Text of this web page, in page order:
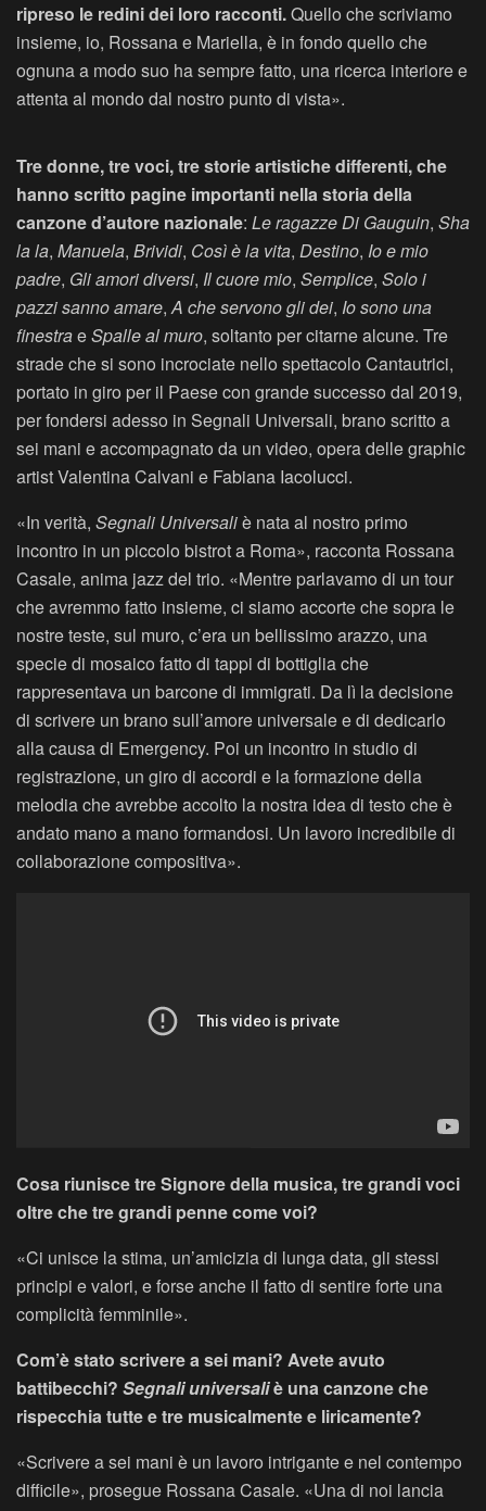
ripreso le redini dei loro racconti.Quello che scriviamo
insieme, io, Rossana e Mariella, è in fondo quello che
ognuna a modo suo ha sempre fatto, una ricerca interiore e
attenta al mondo dal nostro punto di vista».
Tre donne, tre voci, tre storie artistiche differenti, che
hanno scritto pagine importanti nella storia della
canzone d’autore nazionale: Le ragazze Di Gauguin, Sha
la la, Manuela, Brividi, Così è la vita, Destino, Io e mio
padre, Gli amori diversi, Il cuore mio, Semplice, Solo i
pazzi sanno amare,A che servono gli dei, Io sono una
finestraeSpalle al muro, soltanto per citarne alcune. Tre
strade che si sono incrociate nello spettacolo Cantautrici,
portato in giro per il Paese con grande successo dal 2019,
per fondersi adesso in Segnali Universali, brano scritto a
sei mani e accompagnato da un video, opera delle graphic
artist Valentina Calvani e Fabiana Iacolucci.
«In verità, Segnali Universaliè nata al nostro primo
incontro in un piccolo bistrot a Roma», racconta Rossana
Casale, anima jazz del trio. «Mentre parlavamo di un tour
che avremmo fatto insieme, ci siamo accorte che sopra le
nostre teste, sul muro, c’era un bellissimo arazzo, una
specie di mosaico fatto di tappi di bottiglia che
rappresentava un barcone di immigrati. Da lì la decisione
di scrivere un brano sull’amore universale e di dedicarlo
alla causa di Emergency. Poi un incontro in studio di
registrazione, un giro di accordi e la formazione della
melodia che avrebbe accolto la nostra idea di testo che è
andato mano a mano formandosi. Un lavoro incredibile di
collaborazione compositiva».
Cosa riunisce tre Signore della musica, tre grandi voci
oltre che tre grandi penne come voi?
«Ci unisce la stima, un’amicizia di lunga data, gli stessi
principi e valori, e forse anche il fatto di sentire forte una
complicità femminile».
Com’è stato scrivere a sei mani? Avete avuto
battibecchi? Segnali universaliè una canzone che
rispecchia tutte e tre musicalmente e liricamente?
«Scrivere a sei mani è un lavoro intrigante e nel contempo
difficile», prosegue Rossana Casale. «Una di noi lancia